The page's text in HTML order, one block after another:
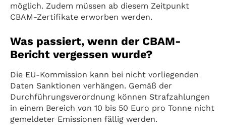
möglich. Zudem müssen ab diesem Zeitpunkt
CBAM-Zertifikate erworben werden.
Was passiert, wenn der CBAM-
Bericht vergessen wurde?
Die EU-Kommission kann bei nicht vorliegenden
Daten Sanktionen verhängen. Gemäß der
Durchführungsverordnung können Strafzahlungen
in einem Bereich von 10 bis 50 Euro pro Tonne nicht
gemeldeter Emissionen fällig werden.